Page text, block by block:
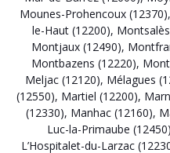
Mounes-Prohencoux (12370),
le-Haut (12200),
Montjaux (12490),
Montbazens (12220),
Meljac (12120), Mélagues
(12550), Martiel (12200),
(12330), Manhac (12160),
Luc-la-Primaube (12450)
L’Hospitalet-du-Larzac